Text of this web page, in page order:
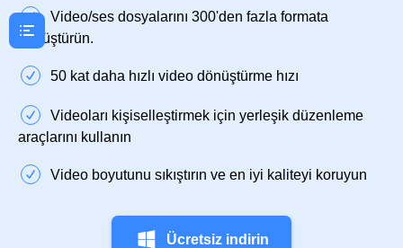
Video/ses dosyalarını 300'den fazla formata
dönüştürün.
50 kat daha hızlı video dönüştürme hızı
Videoları kişiselleştirmek için yerleşik düzenleme
araçlarını kullanın
Video boyutunu sıkıştırın ve en iyi kaliteyi koruyun
Ücretsiz indirin